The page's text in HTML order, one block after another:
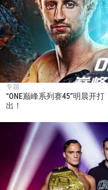
专题
“ONE巅峰系列赛45”明晨开
出！